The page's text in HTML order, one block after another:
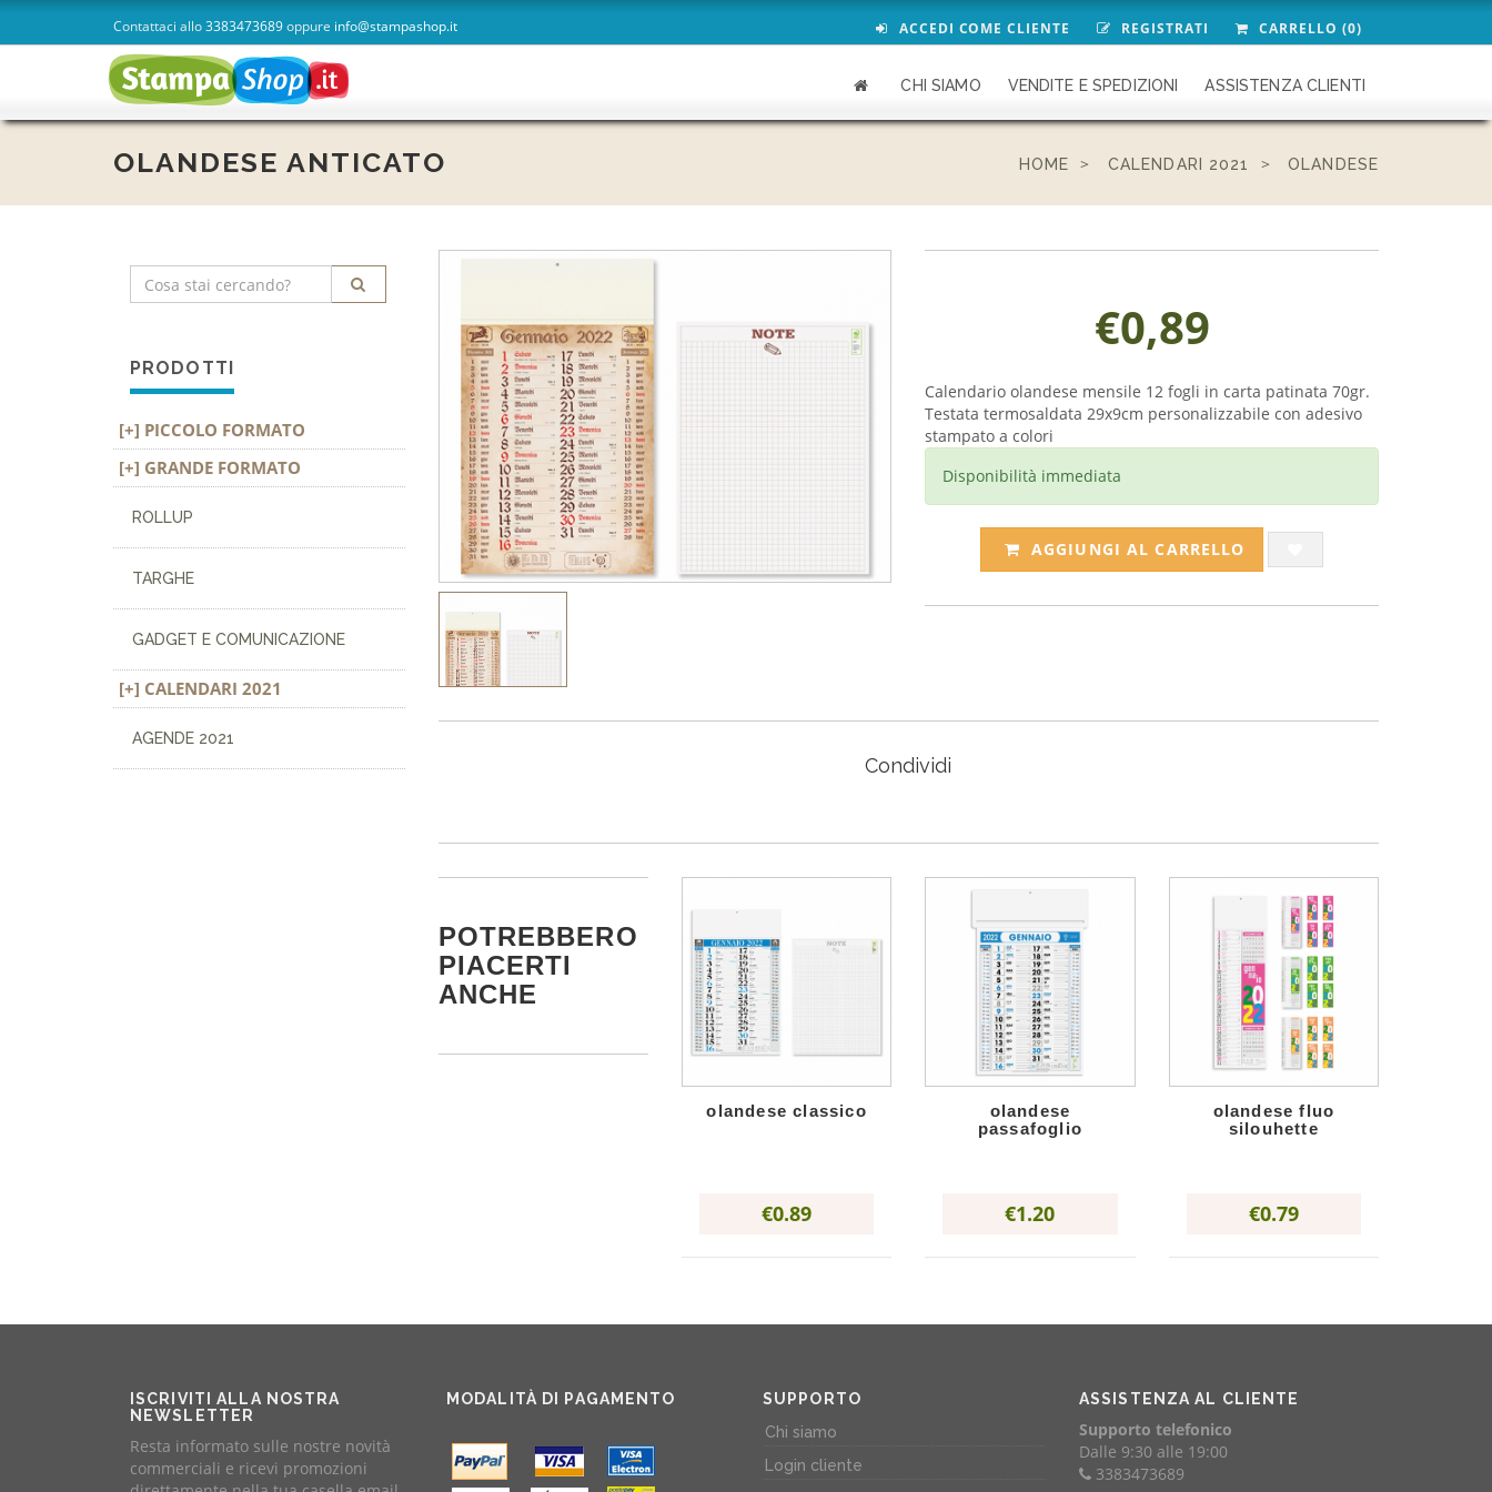
Contattaci allo3383473689oppure info@stampashop.it ACCEDI COME CLIENTE REGISTRATI CARRELLO (0)
homepage
CHI SIAMO VENDITE E SPEDIZIONI ASSISTENZA CLIENTI
OLANDESE ANTICATO HOME CALENDARI 2021 OLANDESE
PRODOTTI
PICCOLO FORMATO
GRANDE FORMATO
ROLLUP
TARGHE
GADGET E COMUNICAZIONE
CALENDARI 2021
AGENDE 2021
€0,89
Calendario olandese mensile 12 fogli in carta patinata 70gr.
Testata termosaldata 29x9cm personalizzabile con adesivo
stampato a colori
Disponibilità immediata
AGGIUNGI AL CARRELLO
Condividi
POTREBBERO
PIACERTI
ANCHE
olandese classico
€0.89
olandese
passafoglio
€1.20
olandese fluo
silouhette
€0.79
ISCRIVITI ALLA NOSTRA
NEWSLETTER
Resta informato sulle nostre novità
commerciali e ricevi promozioni
MODALITÀ DI PAGAMENTO
SUPPORTO
Chi siamo
Login cliente
ASSISTENZA AL CLIENTE
Supporto telefonico
Dalle 9:30 alle 19:00
3383473689